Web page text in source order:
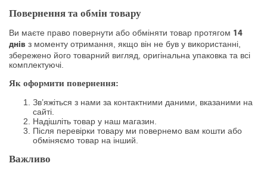
Повернення та обмін товару
Ви маєте право повернути або обміняти товар протягом 14
днів з моменту отримання, якщо він не був у використанні,
збережено його товарний вигляд, оригінальна упаковка та всі
комплектуючі.
Як оформити повернення:
Зв’яжіться з нами за контактними даними, вказаними на
сайті.
Надішліть товар у наш магазин.
Після перевірки товару ми повернемо вам кошти або
обміняємо товар на інший.
Важливо